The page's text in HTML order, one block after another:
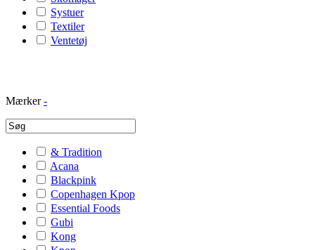
Systuer
Textiler
Ventetøj
Mærker -
& Tradition
Acana
Blackpink
Copenhagen Kpop
Essential Foods
Gubi
Kong